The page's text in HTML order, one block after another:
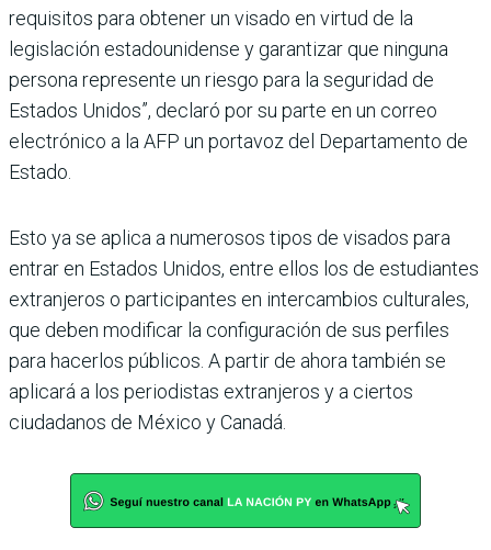
requisitos para obtener un visado en virtud de la
legislación estadounidense y garantizar que ninguna
persona represente un riesgo para la seguridad de
Estados Unidos”, declaró por su parte en un correo
electrónico a la AFP un portavoz del Departamento de
Estado.
Esto ya se aplica a numerosos tipos de visados para
entrar en Estados Unidos, entre ellos los de estudiantes
extranjeros o participantes en intercambios culturales,
que deben modificar la configuración de sus perfiles
para hacerlos públicos. A partir de ahora también se
aplicará a los periodistas extranjeros y a ciertos
ciudadanos de México y Canadá.